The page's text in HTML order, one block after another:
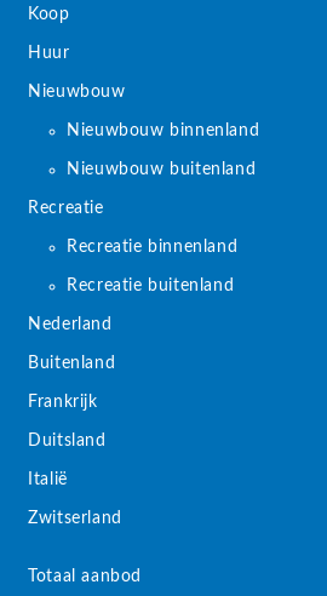
Koop
Huur
Nieuwbouw
Nieuwbouw binnenland
Nieuwbouw buitenland
Recreatie
Recreatie binnenland
Recreatie buitenland
Nederland
Buitenland
Frankrijk
Duitsland
Italië
Zwitserland
Totaal aanbod